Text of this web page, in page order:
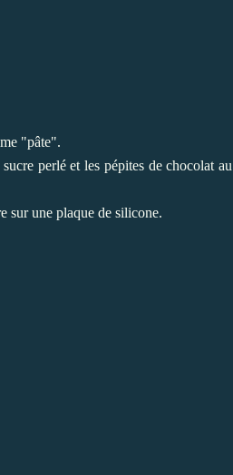
"pâte".
perlé et les pépites de chocolat au
sur une plaque de silicone.